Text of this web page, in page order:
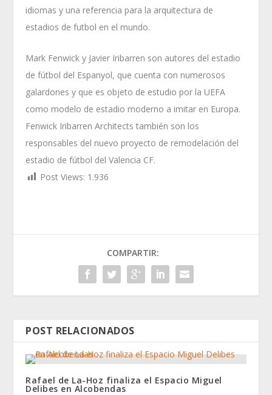
idiomas y una referencia para la arquitectura de
estadios de futbol en el mundo.
Mark Fenwick y Javier Iribarren son autores del estadio
de fútbol del Espanyol, que cuenta con numerosos
galardones y que es objeto de estudio por la UEFA
como modelo de estadio moderno a imitar en Europa.
Fenwick Iribarren Architects también son los
responsables del nuevo proyecto de remodelación del
estadio de fútbol del Valencia CF.
Post Views: 1.936
COMPARTIR:
POST RELACIONADOS
Rafael de La-Hoz finaliza el Espacio Miguel
Delibes en Alcobendas